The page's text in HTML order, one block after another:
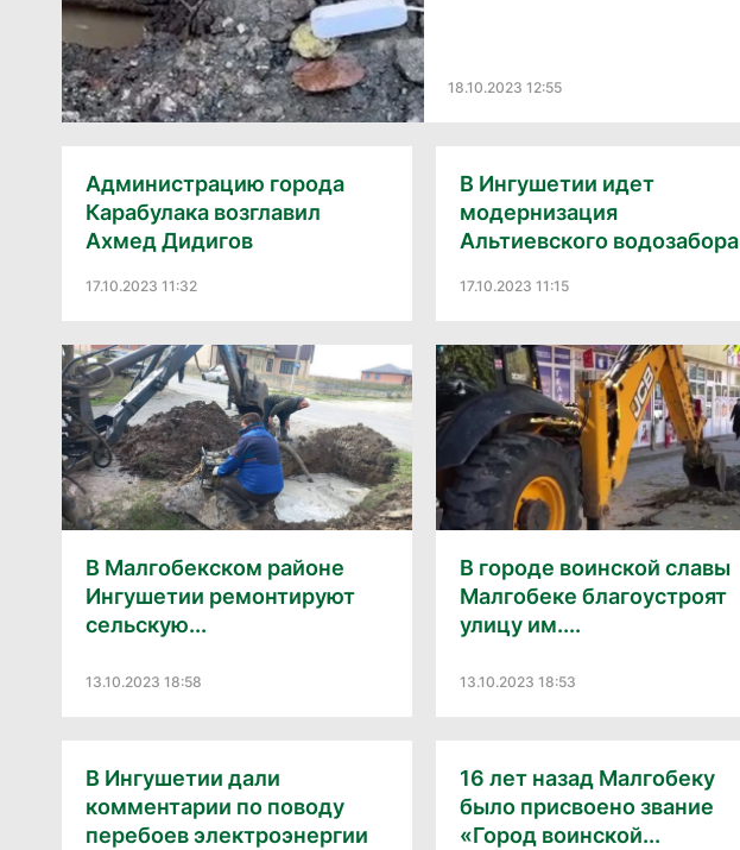
18.10.2023 12:55
Администрацию города
Карабулака возглавил
Ахмед Дидигов
17.10.2023 11:32
В Ингушетии идет
модернизация
Альтиевского водозабора
17.10.2023 11:15
В Малгобекском районе
Ингушетии ремонтируют
сельскую...
13.10.2023 18:58
В городе воинской славы
Малгобеке благоустроят
улицу им....
13.10.2023 18:53
В Ингушетии дали
комментарии по поводу
перебоев электроэнергии
16 лет назад Малгобеку
было присвоено звание
«Город воинской...